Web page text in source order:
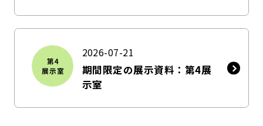
2026-07-21
期間限定の展示資料：第4展
示室